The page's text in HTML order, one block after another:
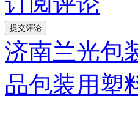
济南兰光包
品包装用塑